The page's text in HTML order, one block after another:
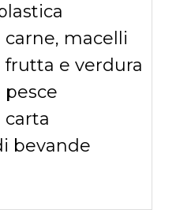
carne, macelli
frutta e verdura
pesce
carta
bevande